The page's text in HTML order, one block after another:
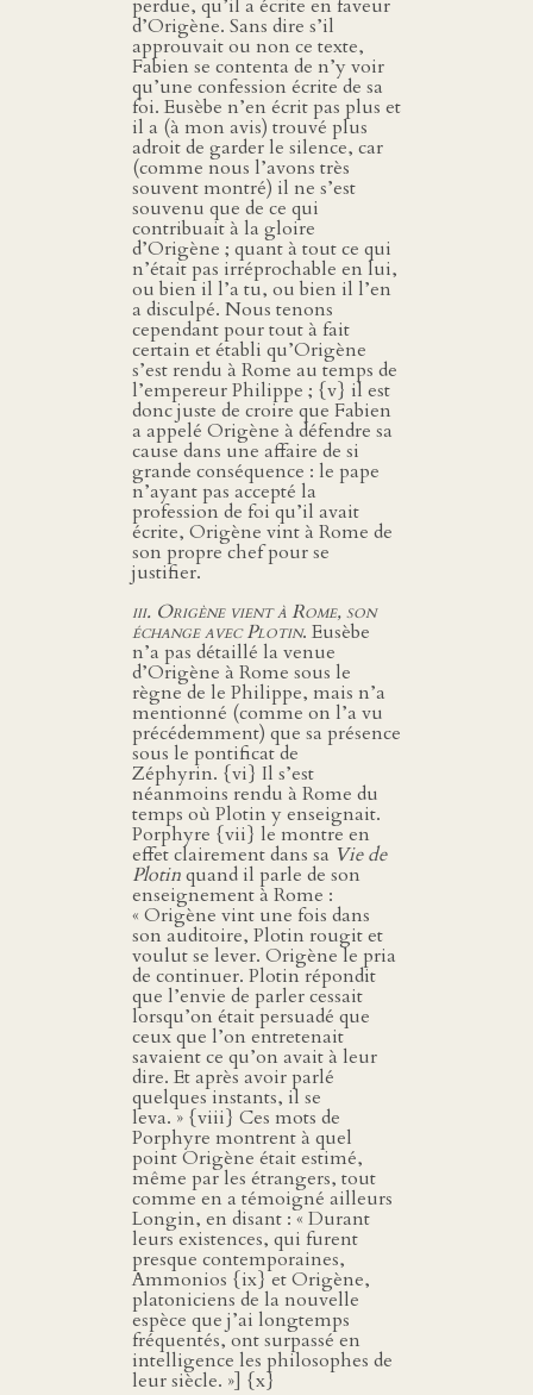
perdue, qu’il a écrite en faveur
d’Origène. Sans dire s’il
approuvait ou non ce texte,
Fabien se contenta de n’y voir
qu’une confession écrite de sa
foi. Eusèbe n’en écrit pas plus et
il a (à mon avis) trouvé plus
adroit de garder le silence, car
(comme nous l’avons très
souvent montré) il ne s’est
souvenu que de ce qui
contribuait à la gloire
d’Origène ; quant à tout ce qui
n’était pas irréprochable en lui,
ou bien il l’a tu, ou bien il l’en
a disculpé. Nous tenons
cependant pour tout à fait
certain et établi qu’Origène
s’est rendu à Rome au temps de
l’empereur Philippe ; {v} il est
donc juste de croire que Fabien
a appelé Origène à défendre sa
cause dans une affaire de si
grande conséquence : le pape
n’ayant pas accepté la
profession de foi qu’il avait
écrite, Origène vint à Rome de
son propre chef pour se
justifier.
iii. Origène vient à Rome, son
échange avec Plotin. Eusèbe
n’a pas détaillé la venue
d’Origène à Rome sous le
règne de le Philippe, mais n’a
mentionné (comme on l’a vu
précédemment) que sa présence
sous le pontificat de
Zéphyrin. {vi} Il s’est
néanmoins rendu à Rome du
temps où Plotin y enseignait.
Porphyre {vii} le montre en
effet clairement dans sa Vie de
Plotinquand il parle de son
enseignement à Rome :
« Origène vint une fois dans
son auditoire, Plotin rougit et
voulut se lever. Origène le pria
de continuer. Plotin répondit
que l’envie de parler cessait
lorsqu’on était persuadé que
ceux que l’on entretenait
savaient ce qu’on avait à leur
dire. Et après avoir parlé
quelques instants, il se
leva. » {viii} Ces mots de
Porphyre montrent à quel
point Origène était estimé,
même par les étrangers, tout
comme en a témoigné ailleurs
Longin, en disant : « Durant
leurs existences, qui furent
presque contemporaines,
Ammonios {ix} et Origène,
platoniciens de la nouvelle
espèce que j’ai longtemps
fréquentés, ont surpassé en
intelligence les philosophes de
leur siècle. »] {x}